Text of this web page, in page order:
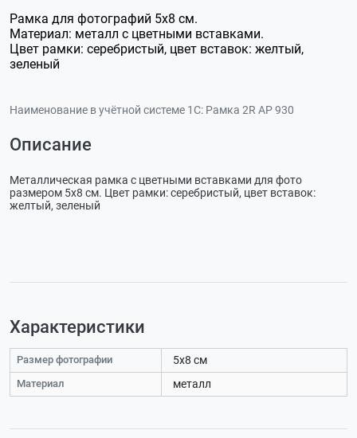
Рамка для фотографий 5х8 см.
Материал: металл с цветными вставками.
Цвет рамки: серебристый, цвет вставок: желтый,
зеленый
Наименование в учётной системе 1С: Рамка 2R AP 930
Описание
Металлическая рамка с цветными вставками для фото
размером 5х8 см. Цвет рамки: серебристый, цвет вставок:
желтый, зеленый
Характеристики
Размер фотографии 5х8 см
Материал металл